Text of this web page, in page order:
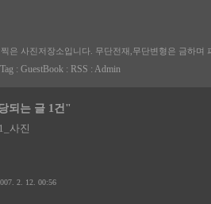
은 사진저장소입니다. 무단전재,무단변형은 금하
Tag : GuestBook : RSS : Admin
되는 글 1건"
사진
2. 12. 00:56